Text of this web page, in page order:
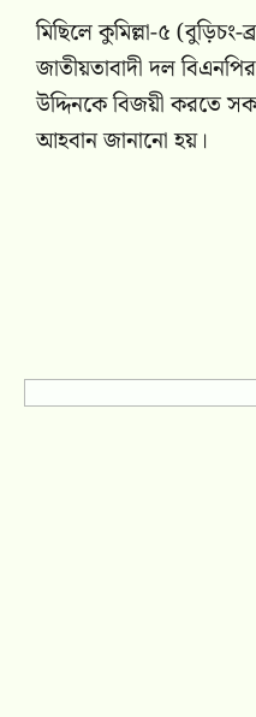
মিছিলে কুমিল্লা-৫
জাতীয়তাবাদী দল
উদ্দিনকে বিজয়ী করতে
আহবান জানানো হয়।